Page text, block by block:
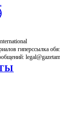
гиперссылка